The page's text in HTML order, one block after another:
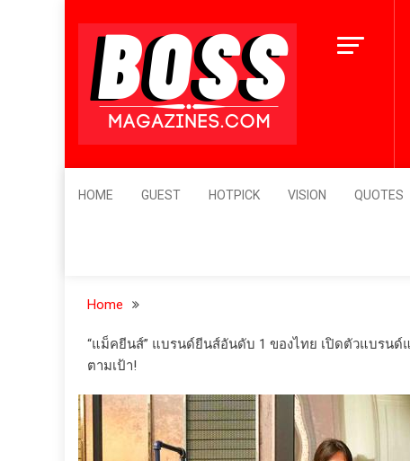
content
Leader's Vision
HOME GUEST HOTPICK VISION QUOTES
Home
“แม็คยีนส์” แบรนด์ยีนส์อันดับ 1 ของไทย เปิดตัวแบรนด์แ
ตามเป้า!